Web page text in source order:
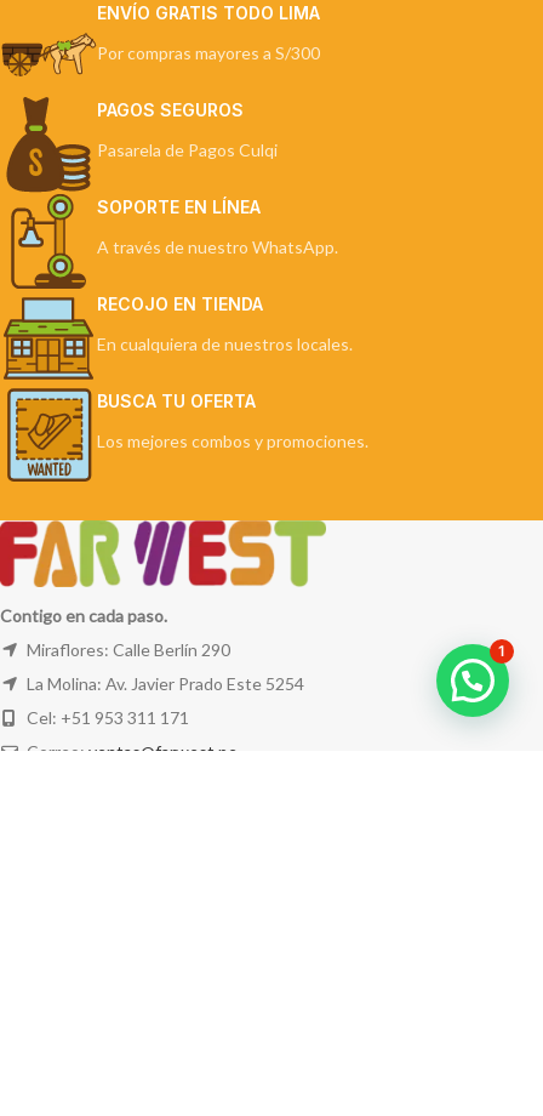
ENVÍO GRATIS TODO LIMA
Por compras mayores a S/300
PAGOS SEGUROS
Pasarela de Pagos Culqi
SOPORTE EN LÍNEA
A través de nuestro WhatsApp.
RECOJO EN TIENDA
En cualquiera de nuestros locales.
BUSCA TU OFERTA
Los mejores combos y promociones.
Contigo en cada paso.
Miraflores: Calle Berlín 290
La Molina: Av. Javier Prado Este 5254
Cel: +51 953 311 171
Correo: ventas@farwest.pe
1